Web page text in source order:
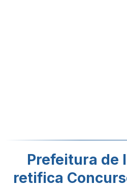
Prefeitura de
retifica